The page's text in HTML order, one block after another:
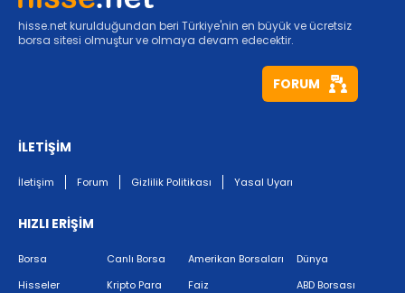
hisse.net kurulduğundan beri Türkiye'nin en büyük ve ücretsiz
borsa sitesi olmuştur ve olmaya devam edecektir.
FORUM
İLETİŞİM
İletişim Forum Gizlilik Politikası Yasal Uyarı
HIZLI ERİŞİM
Borsa
Hisseler
Canlı Borsa
Kripto Para
Amerikan Borsaları
Faiz
Dünya
ABD Borsası